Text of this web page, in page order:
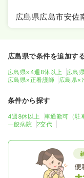
広島県広島市安佐
広島県で条件を追加す
広島県×4週8休以上 広島
広島県×正看護師
広島県×
条件から探す
4週8休以上 車通勤可（駐
一般病院
2交代